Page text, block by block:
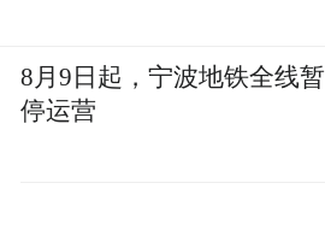
8月9日起，宁波地铁全线暂
停运营